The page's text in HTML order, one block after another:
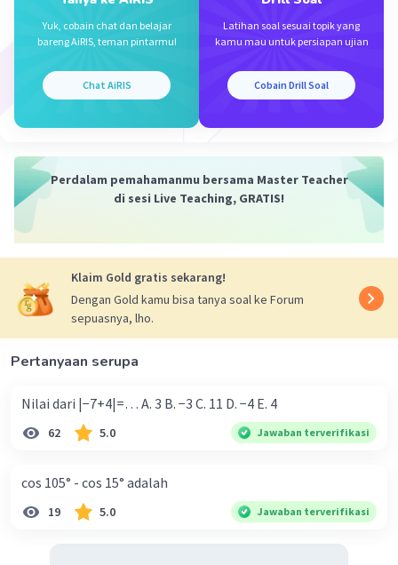
-4 cos 2x > 0
- cos 2x > 0
cos 2x < 0
cos 2x = 0
k = 0 ---> x = 𝞹/4
k = 1 ---> x = 3𝞹/4
k = 2 ---> x = 5𝞹/4
k = 3 ---> x = 7𝞹/4
x = -𝞹/4 + k. 𝞹/2
k = 1 ---> x = 𝞹/4
k = 2 ---> x = 3𝞹/4
k = 4 ---> x = 7𝞹/4
Yuk, cobain chat dan belajar
bareng AiRIS, teman pintarmu!
Chat AiRIS
Latihan soal sesuai topik yang
kamu mau untuk persiapan ujian
Cobain Drill Soal
Perdalam pemahamanmu bersama Master Teacher
di sesi Live Teaching, GRATIS!
Klaim Gold gratis sekarang!
Dengan Gold kamu bisa tanya soal ke Forum
sepuasnya, lho.
Pertanyaan serupa
Nilai dari |−7+4|=… A. 3 B. −3 C. 11 D. −4 E. 4
62 5.0 Jawaban terverifikasi
cos 105° - cos 15° adalah
19 5.0 Jawaban terverifikasi